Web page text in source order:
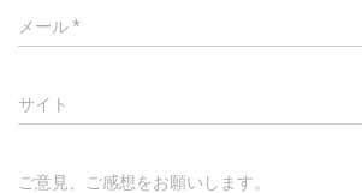
メール*
サイト
ご意見、ご感想をお願いします。